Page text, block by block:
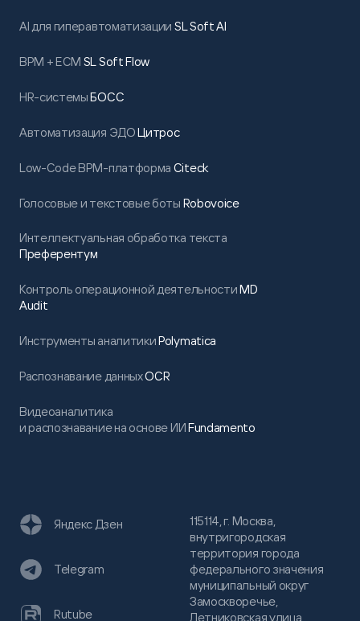
AI для гиперавтоматизации SL Soft AI
BPM + ECM SL Soft Flow
HR-системыБОСС
Автоматизация ЭДОЦитрос
Low-Code BPM-платформа Citeck
Голосовые и текстовые боты Robovoice
Интеллектуальная обработка текста
Преферентум
Контроль операционной деятельностиMD
Audit
Инструменты аналитикиPolymatica
Распознавание данныхOCR
Видеоаналитика
и распознавание на основе ИИFundamento
115114, г. Москва,
внутригородская
территория города
федерального значения
муниципальный округ
Замоскворечье,
Летниковская улица,
Яндекс Дзен
Telegram
Rutube